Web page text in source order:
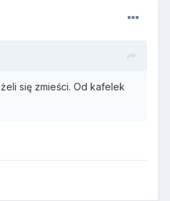
się zmieści. Od kafelek